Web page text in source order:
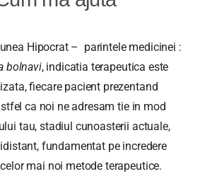
Hipocrat – parintele medicinei :
bolnavi, indicatia terapeutica este
fiecare pacient prezentand
ca noi ne adresam tie in mod
tau, stadiul cunoasterii actuale,
fundamentat pe incredere
mai noi metode terapeutice.